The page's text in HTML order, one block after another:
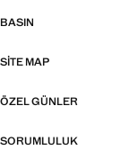
BASIN
SITE MAP
ÖZEL GÜNLER
SORUMLULUK